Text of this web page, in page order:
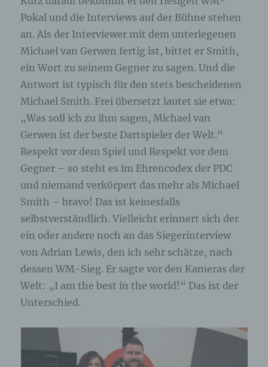
Pokal und die Interviews auf der Bühne stehen
an. Als der Interviewer mit dem unterlegenen
Michael van Gerwen fertig ist, bittet er Smith,
ein Wort zu seinem Gegner zu sagen. Und die
Antwort ist typisch für den stets bescheidenen
Michael Smith. Frei übersetzt lautet sie etwa:
„Was soll ich zu ihm sagen, Michael van
Gerwen ist der beste Dartspieler der Welt.“
Respekt vor dem Spiel und Respekt vor dem
Gegner – so steht es im Ehrencodex der PDC
und niemand verkörpert das mehr als Michael
Smith – bravo! Das ist keinesfalls
selbstverständlich. Vielleicht erinnert sich der
ein oder andere noch an das Siegerinterview
von Adrian Lewis, den ich sehr schätze, nach
dessen WM-Sieg. Er sagte vor den Kameras der
Welt: „I am the best in the world!“ Das ist der
Unterschied.
Die Internetseiten verwenden teilweise so
genannte Cookies, LocalStorage und
nutzerfreundlicher, effektiver und sicherer zu
machen. Local Storage und SessionStorage ist
eine Technologie, mit welcher ihr Browser Daten
auf Ihrem Computer oder mobilen Gerät
abspeichert. Cookies sind Textdateien, welche
über einen Internetbrowser auf einem
Computersystem abgelegt und gespeichert
LocalStorage und SessionStorage durch
entsprechende Einstellung in Ihrem Browser
Zahlreiche Internetseiten und Server verwenden
Cookies. Viele Cookies enthalten eine sogenannte
Cookie-ID. Eine Cookie-ID ist eine eindeutige
Kennung des Cookies. Sie besteht aus einer
Zeichenfolge, durch welche Internetseiten und
Server dem konkreten Internetbrowser zugeordnet
werden können, in dem das Cookie gespeichert
wurde. Dies ermöglicht es den besuchten
Internetseiten und Servern, den individuellen
Browser der betroffenen Person von anderen
Internetbrowsern, die andere Cookies enthalten,
zu unterscheiden. Ein bestimmter Internetbrowser
und identifiziert werden.
Durch den Einsatz von Cookies kann den Nutzern